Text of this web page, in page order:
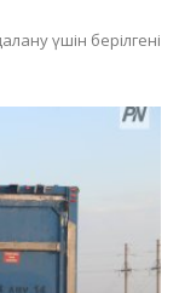
үшін берілгені